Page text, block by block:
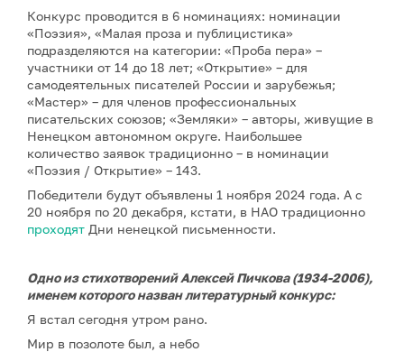
Конкурс проводится в 6 номинациях: номинации
«Поэзия», «Малая проза и публицистика»
подразделяются на категории: «Проба пера» –
участники от 14 до 18 лет; «Открытие» – для
самодеятельных писателей России и зарубежья;
«Мастер» – для членов профессиональных
писательских союзов; «Земляки» – авторы, живущие в
Ненецком автономном округе. Наибольшее
количество заявок традиционно – в номинации
«Поэзия / Открытие» – 143.
Победители будут объявлены 1 ноября 2024 года. А с
20 ноября по 20 декабря, кстати, в НАО традиционно
проходят Дни ненецкой письменности.
Одно из стихотворений Алексей Пичкова (1934-2006),
именем которого назван литературный конкурс:
Я встал сегодня утром рано.
Мир в позолоте был, а небо